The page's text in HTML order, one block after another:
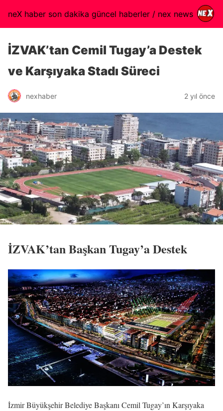
neX haber son dakika güncel haberler / nex news
İZVAK’tan Cemil Tugay’a Destek
ve Karşıyaka Stadı Süreci
nexhaber 2 yıl önce
İZVAK’tan Başkan Tugay’a Destek
İzmir Büyükşehir Belediye Başkanı Cemil Tugay’ın Karşıyaka